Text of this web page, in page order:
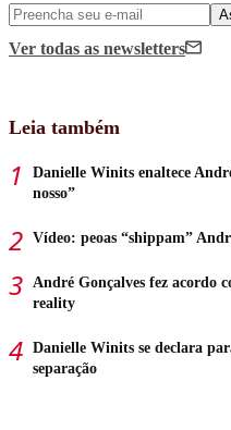
Ver todas as newsletters
Leia também
Danielle Winits enaltece
nosso”
Vídeo: peoas “shippam”
André Gonçalves fez acordo
reality
Danielle Winits se declara
separação